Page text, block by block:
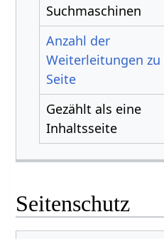
Suchmaschinen
Anzahl der
Weiterleitungen zu
Seite
Gezählt als eine
Inhaltsseite
Seitenschutz